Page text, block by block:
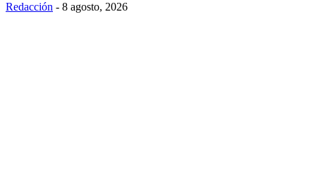
Redacción - 8 agosto, 2026